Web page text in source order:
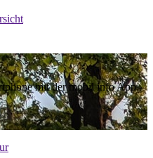
mit der mobil info App -